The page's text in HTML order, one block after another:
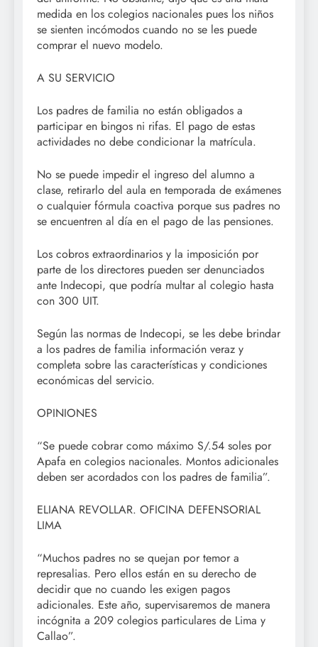
medida en los colegios nacionales pues los niños
se sienten incómodos cuando no se les puede
comprar el nuevo modelo.
A SU SERVICIO
Los padres de familia no están obligados a
participar en bingos ni rifas. El pago de estas
actividades no debe condicionar la matrícula.
No se puede impedir el ingreso del alumno a
clase, retirarlo del aula en temporada de exámenes
o cualquier fórmula coactiva porque sus padres no
se encuentren al día en el pago de las pensiones.
Los cobros extraordinarios y la imposición por
parte de los directores pueden ser denunciados
ante Indecopi, que podría multar al colegio hasta
con 300 UIT.
Según las normas de Indecopi, se les debe brindar
a los padres de familia información veraz y
completa sobre las características y condiciones
económicas del servicio.
OPINIONES
“Se puede cobrar como máximo S/.54 soles por
Apafa en colegios nacionales. Montos adicionales
deben ser acordados con los padres de familia”.
ELIANA REVOLLAR. OFICINA DEFENSORIAL
LIMA
“Muchos padres no se quejan por temor a
represalias. Pero ellos están en su derecho de
decidir que no cuando les exigen pagos
adicionales. Este año, supervisaremos de manera
incógnita a 209 colegios particulares de Lima y
Callao”.